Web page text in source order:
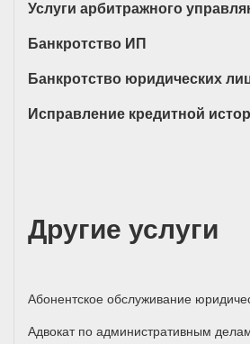
Услуги арбитражного
Банкротство ИП
Банкротство юридических
Исправление кредитной
Другие услуги
Абонентское обслуживание
Адвокат по административным